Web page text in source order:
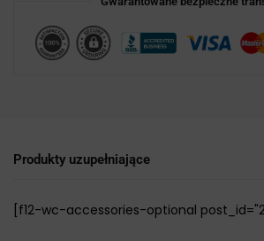
Produkty uzupełniające
[f12-wc-accessories-optional